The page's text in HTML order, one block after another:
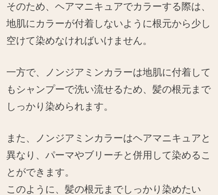
そのため、ヘアマニキュアでカラーする際は、
地肌にカラーが付着しないように根元から少し
空けて染めなければいけません。
一方で、ノンジアミンカラーは地肌に付着して
もシャンプーで洗い流せるため、髪の根元まで
しっかり染められます。
また、ノンジアミンカラーはヘアマニキュアと
異なり、パーマやブリーチと併用して染めるこ
とができます。
このように、髪の根元までしっかり染めたい